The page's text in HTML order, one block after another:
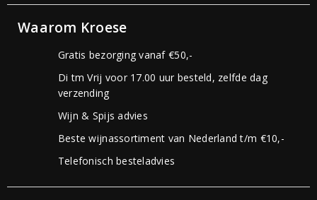
Waarom Kroese
Gratis bezorging vanaf €50,-
Di tm Vrij voor 17.00 uur besteld, zelfde dag
verzending
Wijn & Spijs advies
Beste wijnassortiment van Nederland t/m €10,-
Telefonisch besteladvies